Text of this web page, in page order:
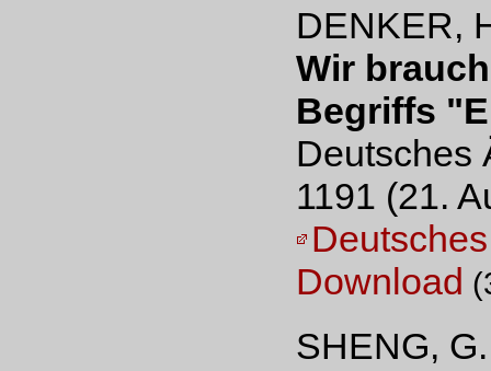
DENKER,
Wir
Begriffs
Deutsches
1191 (21.
Download
SHENG,